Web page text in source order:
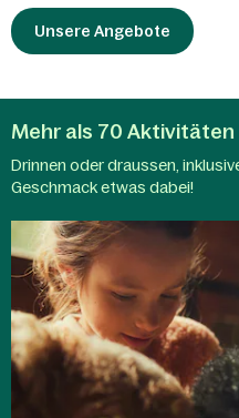
Unsere Angebote
Mehr als 70
Drinnen oder draussen,
Geschmack etwas dabei!